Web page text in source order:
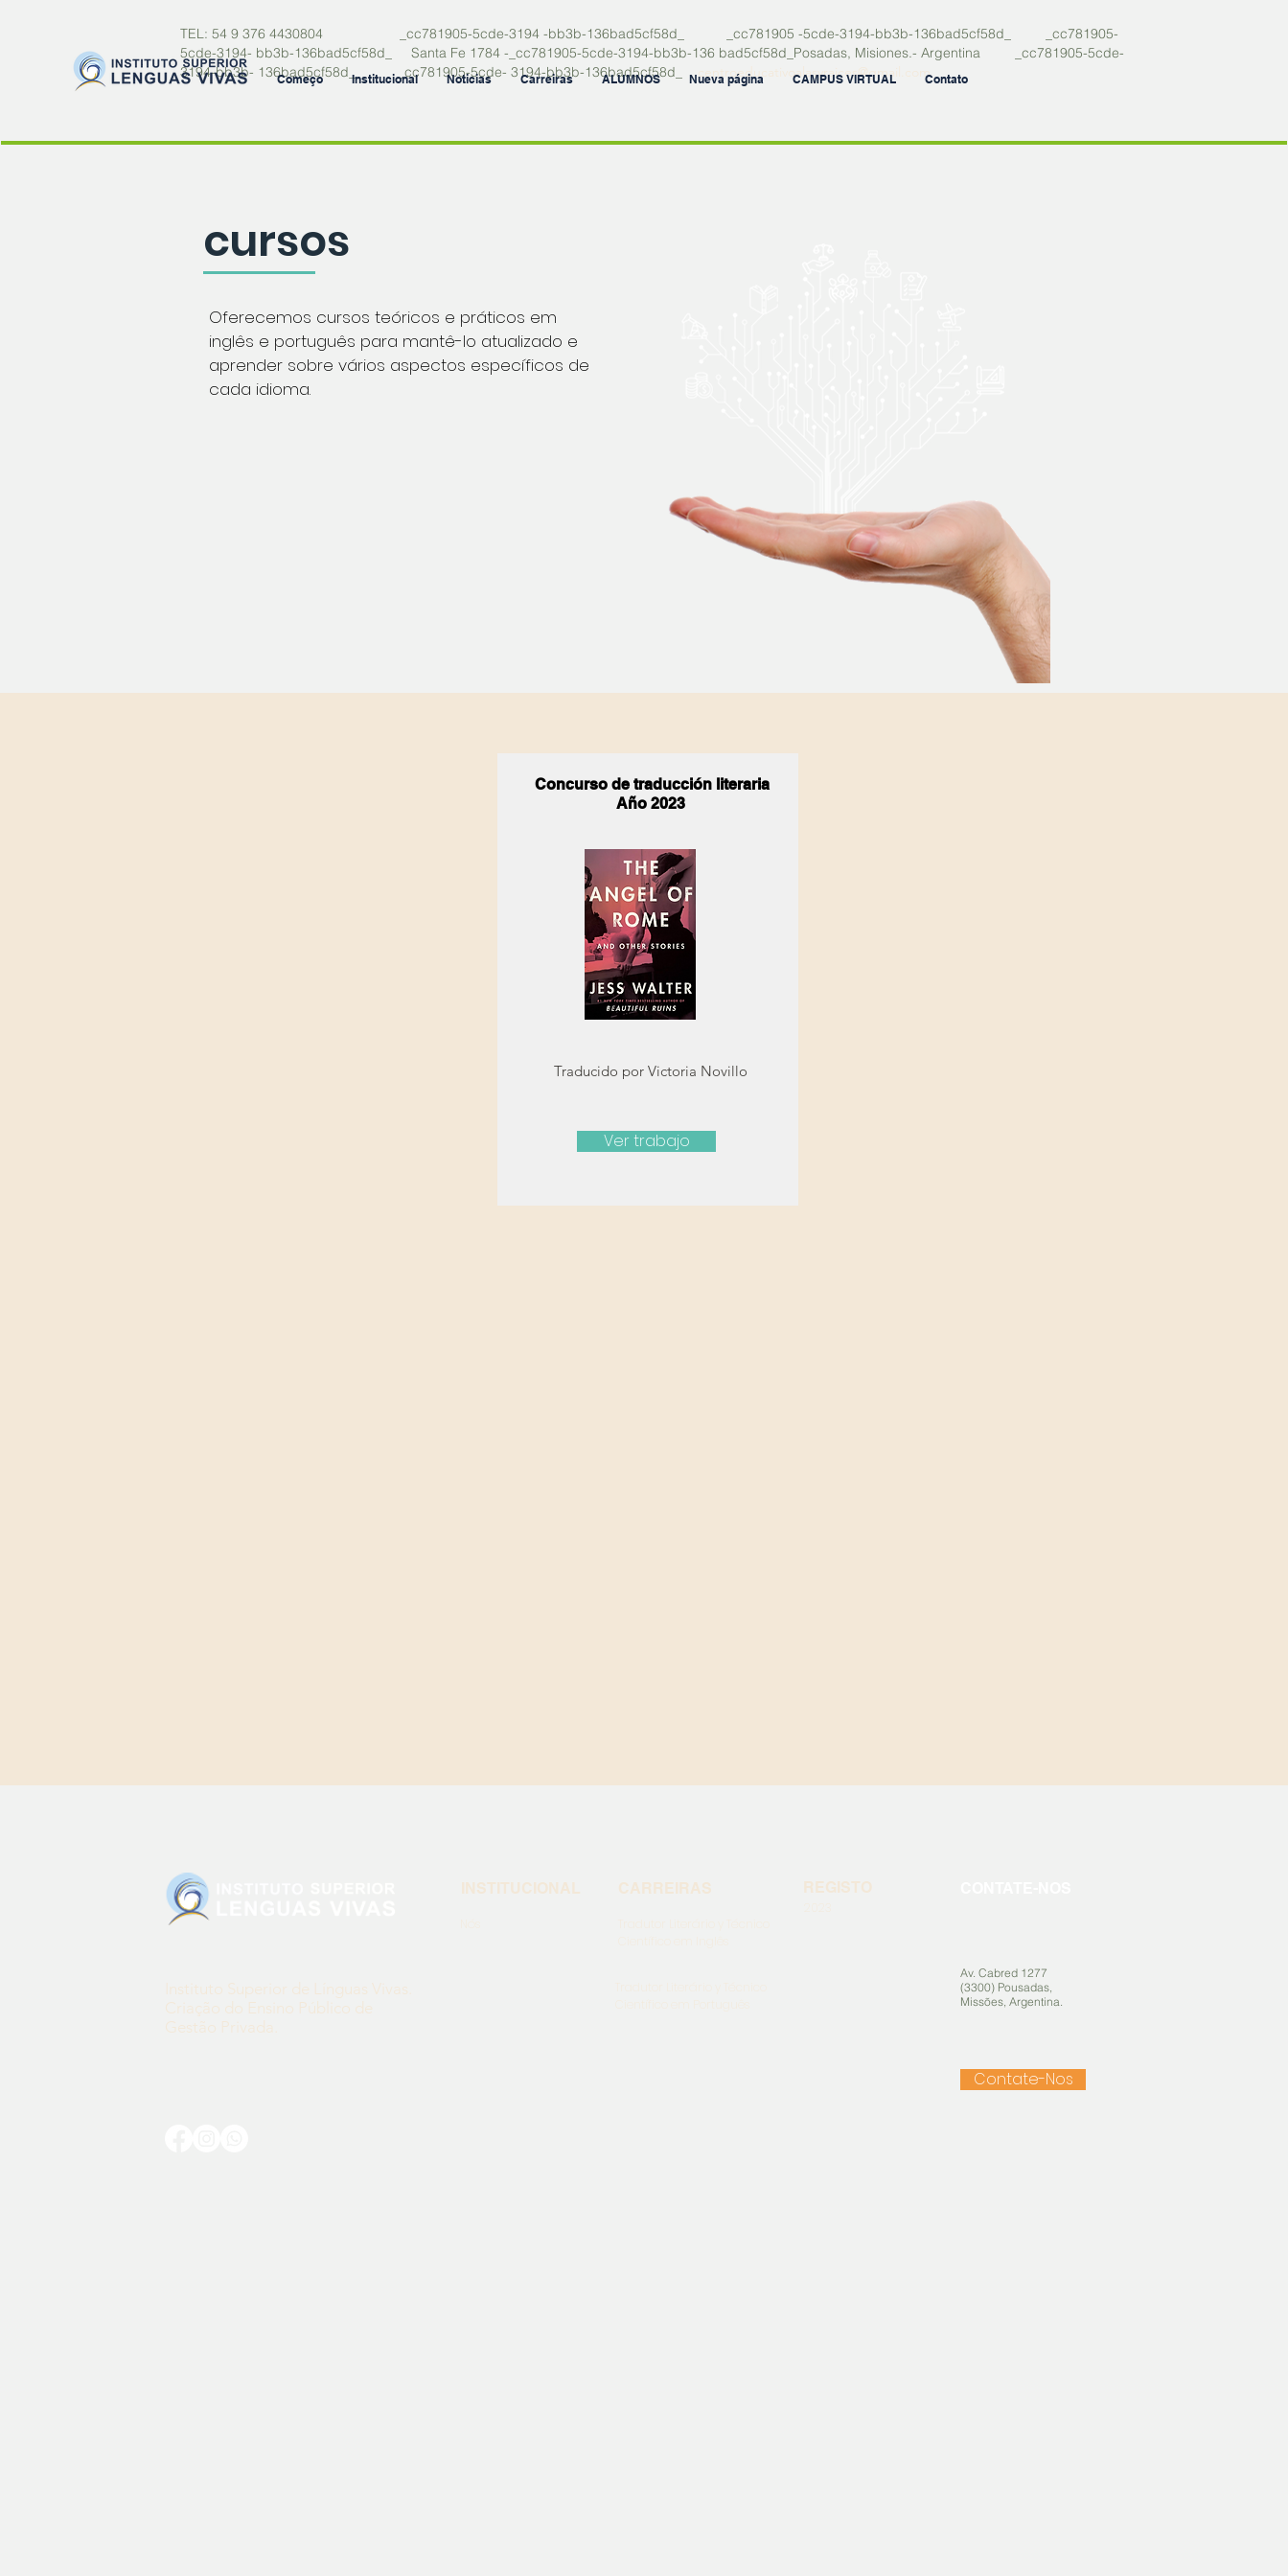
Começo Institucional Noticias Carreiras ALUMNOS Nueva página CAMPUS VIRTUAL Contato
TEL: 54 9 376 4430804 _cc781905-5cde-3194 -bb3b-136bad5cf58d_ _cc781905 -5cde-3194-bb3b-136bad5cf58d_ _cc781905-
5cde-3194- bb3b-136bad5cf58d_ Santa Fe 1784 -_cc781905-5cde-3194-bb3b-136 bad5cf58d_ Posadas, Misiones.- Argentina _cc781905-5cde-
3194-bb3b- 136bad5cf58d_ _cc781905-5cde- 3194-bb3b-136bad5cf58d_ centroeducativoalasyraices@gmail.com
cursos
Oferecemos cursos teóricos e práticos em
inglês e português para mantê-lo atualizado e
aprender sobre vários aspectos específicos de
cada idioma.
Concurso de traducción literaria
Año 2023
Traducido por Victoria Novillo
Ver trabajo
INSTITUCIONAL CARREIRAS REGISTO
Instituto Superior de Línguas Vivas.
Criação do Ensino Público de
Gestão Privada.
Av. Cabred 1277
(3300) Pousadas,
Missões, Argentina.
Contate-Nos